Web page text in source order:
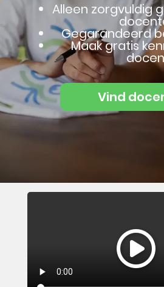
Alleen zorgvuldig
Gegarandeerd
Maak gratis
Vind